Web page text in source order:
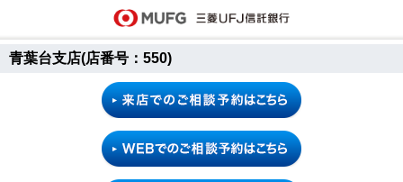
青葉台支店(店番号：550)